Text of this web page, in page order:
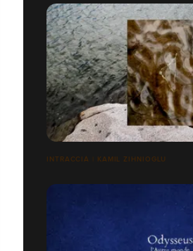
INTRACCIÀ | KAMIL ZIHNIOGLU